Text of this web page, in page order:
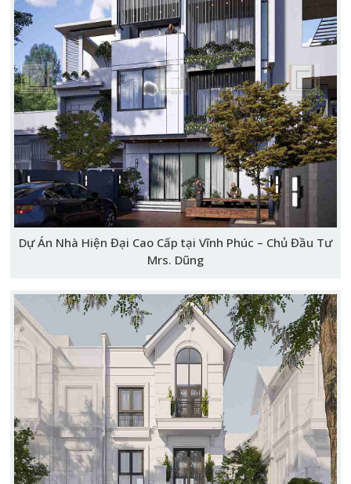
Dự Án Nhà Hiện Đại Cao Cấp tại Vĩnh Phúc – Chủ Đầu Tư
Mrs. Dũng